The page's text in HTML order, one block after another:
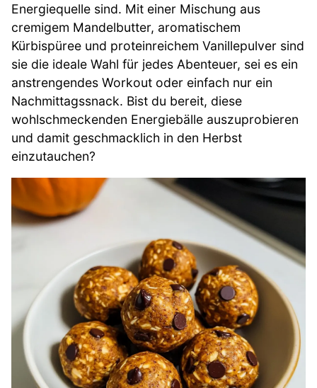
Energiequelle sind. Mit einer Mischung aus
cremigem Mandelbutter, aromatischem
Kürbispüree und proteinreichem Vanillepulver sind
sie die ideale Wahl für jedes Abenteuer, sei es ein
anstrengendes Workout oder einfach nur ein
Nachmittagssnack. Bist du bereit, diese
wohlschmeckenden Energiebälle auszuprobieren
und damit geschmacklich in den Herbst
einzutauchen?